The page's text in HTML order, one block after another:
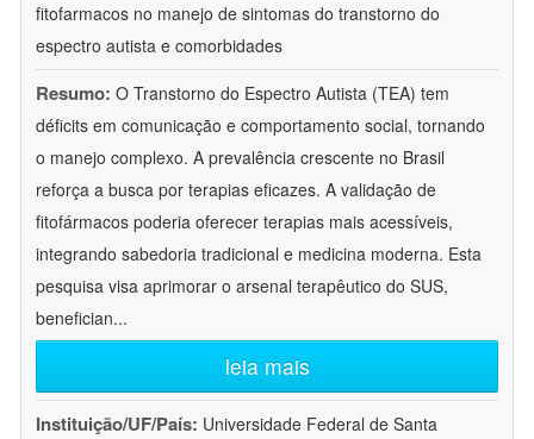
fitofarmacos no manejo de sintomas do transtorno do
espectro autista e comorbidades
Resumo: O Transtorno do Espectro Autista (TEA) tem
déficits em comunicação e comportamento social, tornando
o manejo complexo. A prevalência crescente no Brasil
reforça a busca por terapias eficazes. A validação de
fitofármacos poderia oferecer terapias mais acessíveis,
integrando sabedoria tradicional e medicina moderna. Esta
pesquisa visa aprimorar o arsenal terapêutico do SUS,
benefician...
leia mais
Instituição/UF/País: Universidade Federal de Santa